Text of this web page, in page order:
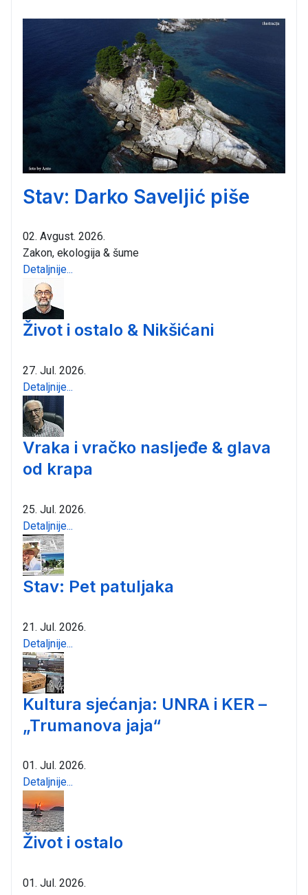
Stav: Darko Saveljić piše
02. Avgust. 2026.
Zakon, ekologija & šume
Detaljnije...
Život i ostalo & Nikšićani
27. Jul. 2026.
Detaljnije...
Vraka i vračko nasljeđe & glava
od krapa
25. Jul. 2026.
Detaljnije...
Stav: Pet patuljaka
21. Jul. 2026.
Detaljnije...
Kultura sjećanja: UNRA i KER –
„Trumanova jaja“
01. Jul. 2026.
Detaljnije...
Život i ostalo
01. Jul. 2026.